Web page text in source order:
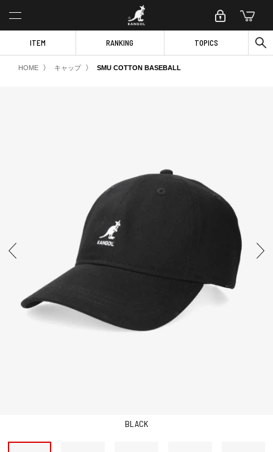
ITEM RANKING TOPICS
HOME 〉 キャップ 〉 SMU COTTON BASEBALL
BLACK